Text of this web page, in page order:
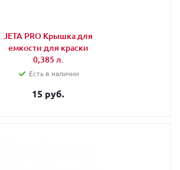
JETA PRO Крышка для
емкости для краски
0,385 л.
Есть в наличии
15 руб.